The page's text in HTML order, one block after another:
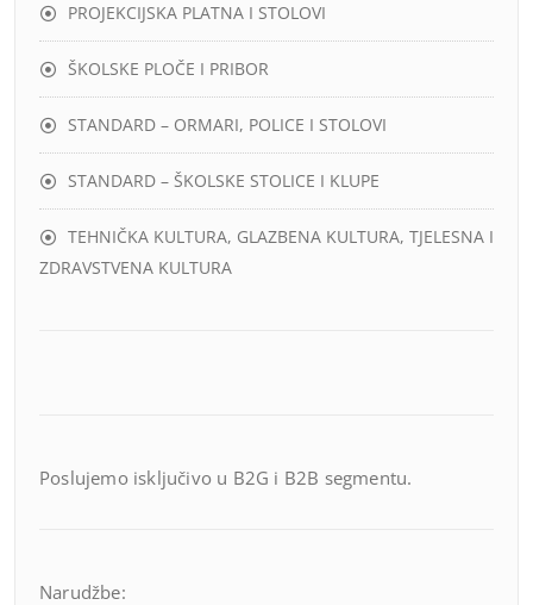
PROJEKCIJSKA PLATNA I STOLOVI
ŠKOLSKE PLOČE I PRIBOR
STANDARD – ORMARI, POLICE I STOLOVI
STANDARD – ŠKOLSKE STOLICE I KLUPE
TEHNIČKA KULTURA, GLAZBENA KULTURA, TJELESNA I
ZDRAVSTVENA KULTURA
Poslujemo isključivo u B2G i B2B segmentu.
Narudžbe: